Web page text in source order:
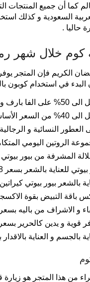
السعودية و كذلك
حاليا .
كوم خلال شهر
الكريم فإن المتجر
في استخدام كوبون
بسعر مناسب مع كود خصم باليه كوم.
ايكو المختارة .
النسائية و
اليومي المتكامل بسعر 224 ريال
بيوتي بسعر 133 ريال بدلا من 209 ريال عند إضافة كود
بالشعر بسعر 88 ريال بدلا من 117 ريال .
كيراتين بسعر 94 ريال بدلا من 144 ريال وذلك عند وضع كود
بقوة الاكسجين بسعر 4589 ريال
136 ريال بدلا من 273 ريال بسعر أقل من المعتاد مع كود خصم باليه كوم.
كالحرير بسعر 68 ريال بدلا من 136 ريال .
و العناية بالاقدار بسعر 105 ريال بدلا من
من هذا المتجر هو زيارة